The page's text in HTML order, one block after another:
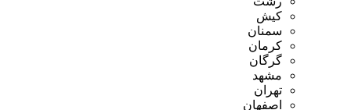
کیش
سمنان
کرمان
گرگان
مشهد
تهران
اصفهان